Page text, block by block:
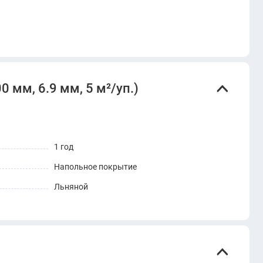
мм, 6.9 мм, 5 м²/уп.)
1 год
Напольное покрытие
Льняной